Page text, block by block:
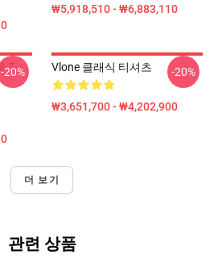
₩5,918,510 - ₩6,883,110
T-
-20% Vlone 클래식 티셔츠
₩3,651,700 - ₩4,202,900
-20%
더 보기
관련 상품